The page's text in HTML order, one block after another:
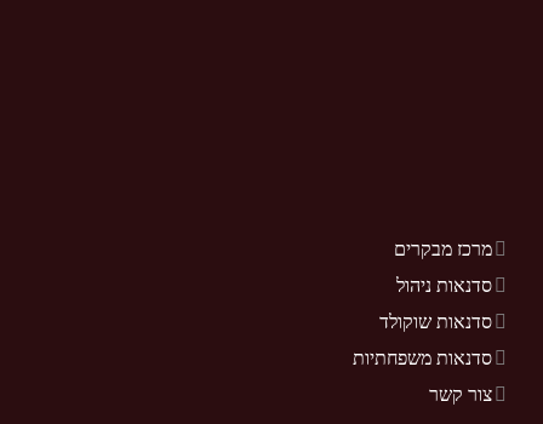
מרכז מבקרים
סדנאות ניהול
סדנאות שוקולד
סדנאות משפחתיות
צור קשר